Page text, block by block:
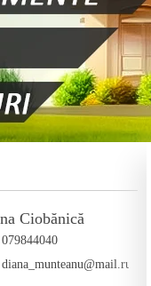
Ciobănică
079844040
diana_munteanu@mail.ru